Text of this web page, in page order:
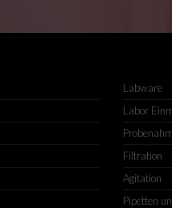
Labware
Labor
Filtration
Agitation
Pipetten